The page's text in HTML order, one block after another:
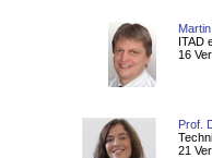
ITAD
16
Prof.
21